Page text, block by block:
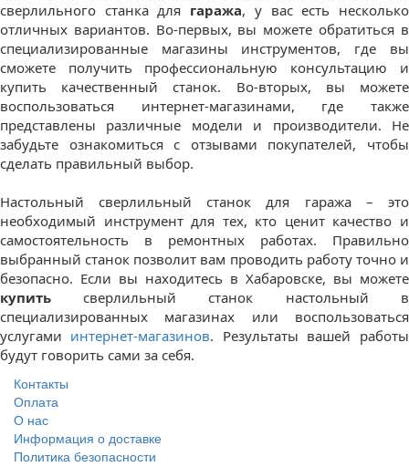
сверлильного станка для гаража, у вас есть несколько
отличных вариантов. Во-первых, вы можете обратиться в
специализированные магазины инструментов, где вы
сможете получить профессиональную консультацию и
купить качественный станок. Во-вторых, вы можете
воспользоваться интернет-магазинами, где также
представлены различные модели и производители. Не
забудьте ознакомиться с отзывами покупателей, чтобы
сделать правильный выбор.
Настольный сверлильный станок для гаража – это
необходимый инструмент для тех, кто ценит качество и
самостоятельность в ремонтных работах. Правильно
выбранный станок позволит вам проводить работу точно и
безопасно. Если вы находитесь в Хабаровске, вы можете
купить сверлильный станок настольный в
специализированных магазинах или воспользоваться
услугами интернет-магазинов. Результаты вашей работы
будут говорить сами за себя.
Контакты
Оплата
О нас
Информация о доставке
Политика безопасности